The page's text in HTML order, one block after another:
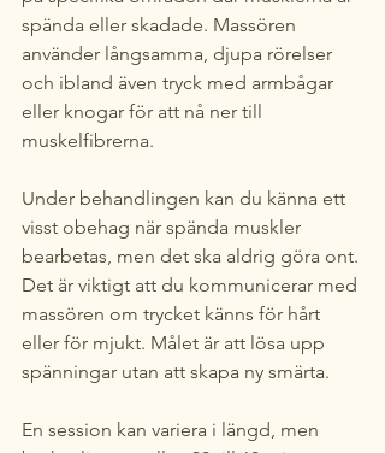
spända eller skadade. Massören
använder långsamma, djupa rörelser
och ibland även tryck med armbågar
eller knogar för att nå ner till
muskelfibrerna.
Under behandlingen kan du känna ett
visst obehag när spända muskler
bearbetas, men det ska aldrig göra ont.
Det är viktigt att du kommunicerar med
massören om trycket känns för hårt
eller för mjukt. Målet är att lösa upp
spänningar utan att skapa ny smärta.
En session kan variera i längd, men